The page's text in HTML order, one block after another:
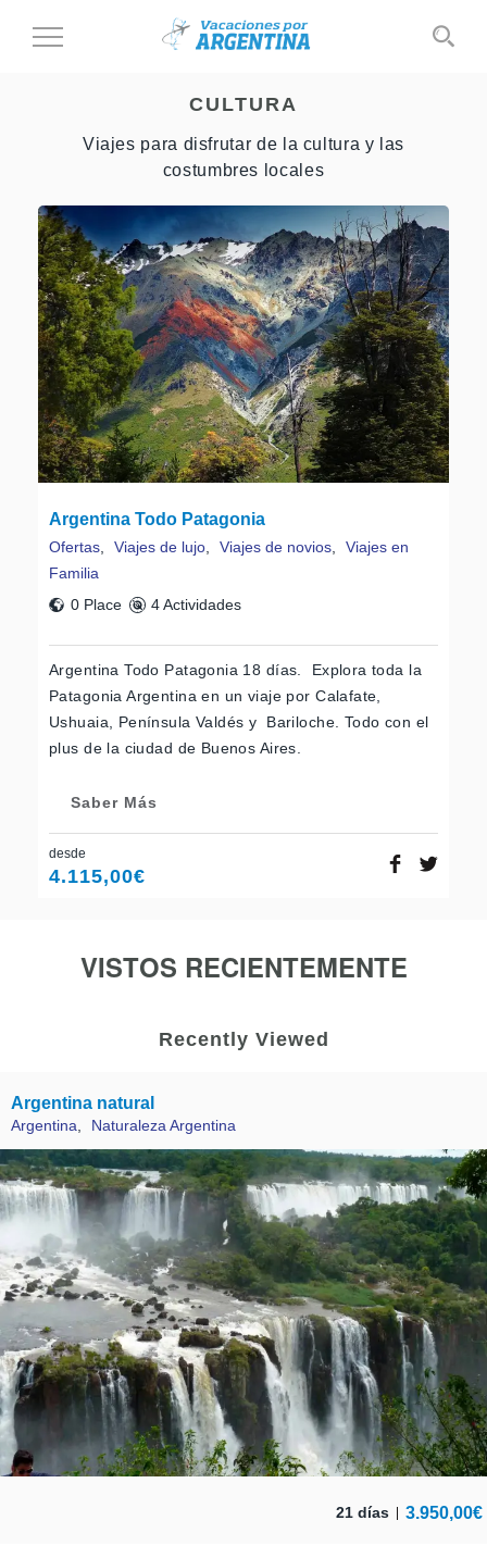
Cambiar
navegación
CULTURA
Viajes para disfrutar de la cultura y las
costumbres locales
Argentina Todo Patagonia
Ofertas Viajes de lujo Viajes de novios
Viajes en
Familia
0 Place
4 Actividades
Argentina Todo Patagonia 18 días. Explora toda la
Patagonia Argentina en un viaje por Calafate,
Ushuaia, Península Valdés y Bariloche. Todo con el
plus de la ciudad de Buenos Aires.
Saber Más
desde
4.115,00€
VISTOS RECIENTEMENTE
Recently Viewed
Argentina natural
Argentina Naturaleza Argentina
21 días 3.950,00€